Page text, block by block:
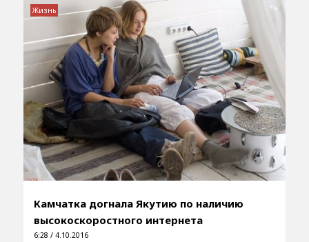
Камчатка догнала Якутию по наличию
высокоскоростного интернета
6:28 / 4.10.2016
Жизнь